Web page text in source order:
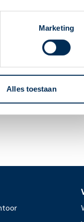
Marketing
Alles toestaan
overleg met uw arts of
veilig is voor de baby.